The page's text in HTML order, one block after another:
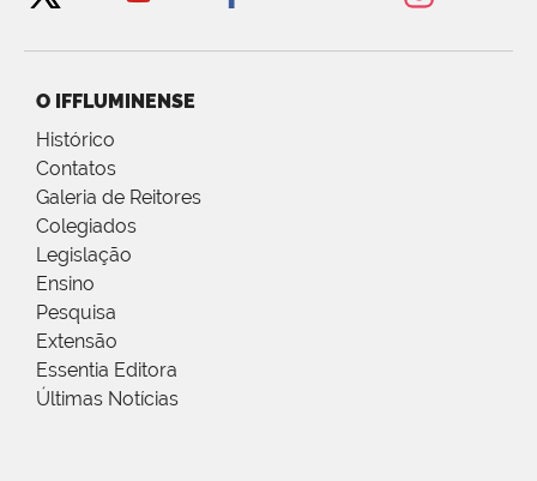
O IFFLUMINENSE
Histórico
Contatos
Galeria de Reitores
Colegiados
Legislação
Ensino
Pesquisa
Extensão
Essentia Editora
Últimas Notícias